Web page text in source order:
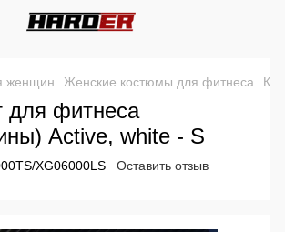
женщин Женские костюмы для фитнеса
для фитнеса
Active, white - S
XG06000LS Оставить отзыв